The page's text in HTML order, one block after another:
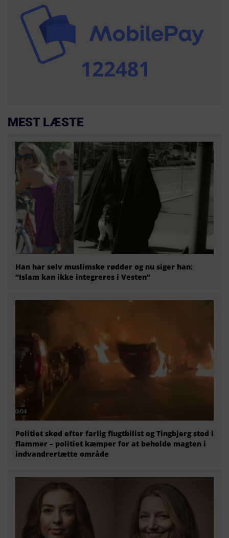
MEST LÆSTE
Han har selv muslimske rødder og nu siger han:
“Islam kan ikke integreres i Vesten”
Politiet skød efter farlig flugtbilist og Tingbjerg stod i
flammer – politiet kæmper for at beholde magten i
indvandrertætte område